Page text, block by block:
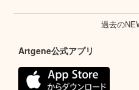
過去の
Artgene公式アプリ